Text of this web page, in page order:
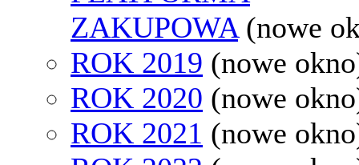
ZAKUPOWA (nowe
ROK 2019 (nowe
ROK 2020 (nowe
ROK 2021 (nowe